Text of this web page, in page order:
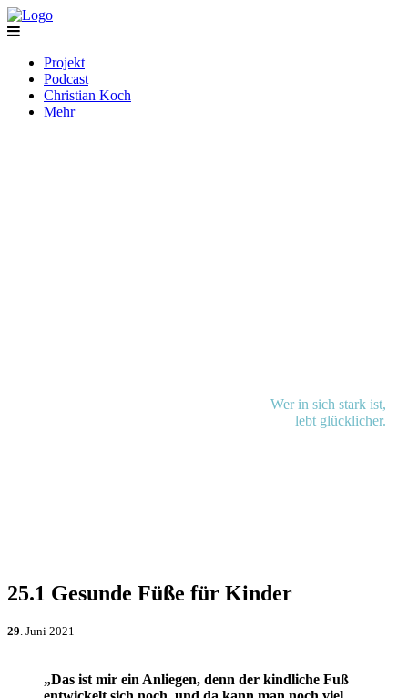
Projekt
Podcast
Christian Koch
Mehr
Wer in sich stark ist,
lebt glücklicher.
25.1 Gesunde Füße für Kinder
29 . Juni 2021
„Das ist mir ein Anliegen, denn der kindliche Fuß